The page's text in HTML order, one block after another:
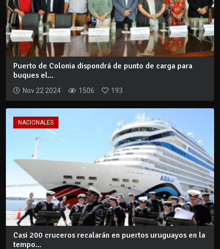
Puerto de Colonia dispondrá de punto de carga para
buques el...
Nov 22 2024 1506 193
NACIONALES
Casi 200 cruceros recalarán en puertos uruguayos en la
tempo...